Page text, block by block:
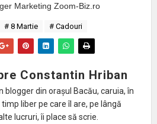
Marketing Zoom-Biz.ro
# 8 Martie # Cadouri
Constantin Hriban
blogger din orașul Bacău, caruia, în
liber pe care îl are, pe lângă
lucruri, îi place să scrie.